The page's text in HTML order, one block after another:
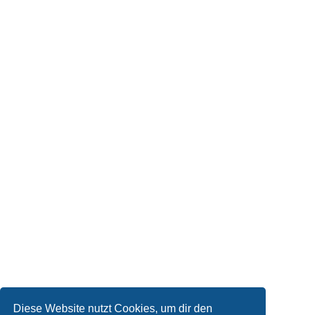
Diese Website nutzt Cookies, um dir den